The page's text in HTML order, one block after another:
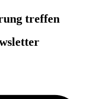
treffen